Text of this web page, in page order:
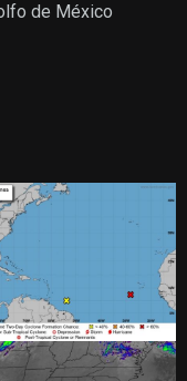
de México